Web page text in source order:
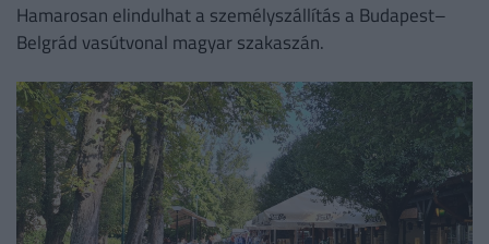
Hamarosan elindulhat a személyszállítás a Budapest–
Belgrád vasútvonal magyar szakaszán.